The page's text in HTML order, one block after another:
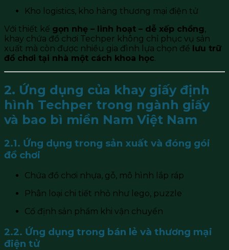
Kho logistics, kho hàng thương mại điện tử
Với thiết kế gọn nhẹ – linh hoạt – dễ xếp chồng,
khay chứa đồ chơi Techper không chỉ phục vụ sản
xuất mà còn được nhiều gia đình lựa chọn để lưu trữ
đồ chơi tại nhà một cách khoa học.
2. Ứng dụng của khay giấy định
hình Techper trong ngành giấy
và bao bì miền Nam Việt Nam
2.1. Ứng dụng trong sản xuất và đóng gói
đồ chơi
Chứa đồ chơi nhựa, gỗ, mô hình lắp ráp
Phân loại chi tiết nhỏ như lego, puzzle
Cố định sản phẩm khi vận chuyển
2.2. Ứng dụng trong bán lẻ và thương mại
điện tử